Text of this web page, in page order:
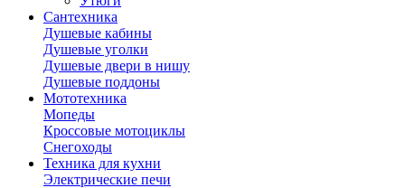
Сантехника
Душевые кабины
Душевые уголки
Душевые двери в нишу
Душевые поддоны
Мототехника
Мопеды
Кроссовые мотоциклы
Снегоходы
Техника для кухни
Электрические печи